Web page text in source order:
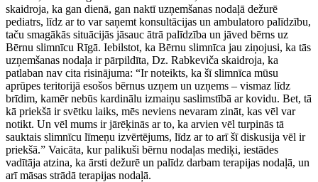
skaidroja, ka gan dienā, gan naktī uzņemšanas nodaļā dežurē
pediatrs, līdz ar to var saņemt konsultācijas un ambulatoro palīdzību,
taču smagākās situācijās jāsauc ātrā palīdzība un jāved bērns uz
Bērnu slimnīcu Rīgā. Iebilstot, ka Bērnu slimnīca jau ziņojusi, ka tās
uzņemšanas nodaļa ir pārpildīta, Dz. Rabkeviča skaidroja, ka
patlaban nav cita risinājuma: “Ir noteikts, ka šī slimnīca mūsu
aprūpes teritorijā esošos bērnus uzņem un uzņems – vismaz līdz
brīdim, kamēr nebūs kardinālu izmaiņu saslimstībā ar kovidu. Bet, tā
kā priekšā ir svētku laiks, mēs neviens nevaram zināt, kas vēl var
notikt. Un vēl mums ir jārēķinās ar to, ka arvien vēl turpinās tā
sauktais slimnīcu līmeņu izvērtējums, līdz ar to arī šī diskusija vēl ir
priekšā.” Vaicāta, kur palikuši bērnu nodaļas mediķi, iestādes
vadītāja atzina, ka ārsti dežurē un palīdz darbam terapijas nodaļā, un
arī māsas strādā terapijas nodaļā.